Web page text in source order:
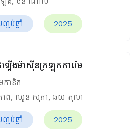
ប់ឆ្នាំ 2025
ើងម៉ាស៊ីនក្រឡុកការ៉េម
កានិក
ព, ឈួន សុភា, ឆយ តុលា
ប់ឆ្នាំ 2025